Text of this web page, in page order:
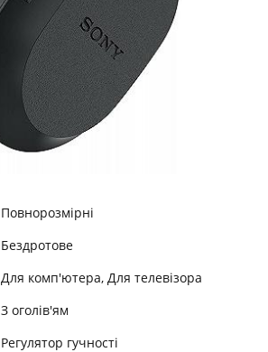
Повнорозмірні
Бездротове
Для комп'ютера, Для телевізора
З оголів'ям
Регулятор гучності